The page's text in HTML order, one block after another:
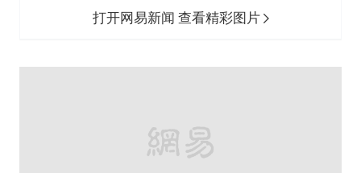
打开网易新闻 查看精彩图片